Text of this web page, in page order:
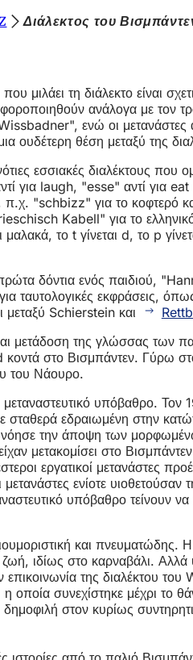
Διάλεκτος του
τη διάλεκτο είναι
ανάλογα με τον
ενώ οι
ουδέτερη θέση μεταξύ της
εσσιακές διαλέκτους που
για laugh, "esse" αντί για
"schbizz" για το κοφτερό
Kabell" για το
το t γίνεται d, το p
δόντια ενός παιδιού,
για ταυτολογικές
Schierstein και
μετάδοση της γλώσσας των
κοντά στο Βισμπάντεν. Γύρω
του Νάουρο.
υπόβαθρο. Τον
εδραιωμένη στην
την άποψη των
μετακομίσει στο
εργατικοί μετανάστες
ενίοτε
υπόβαθρο
και πνευματώδης. Η
ιδίως στο καρναβάλι.
επικοινωνία της διαλέκτου
η οποία συνεχίστηκε μέχρι το
στον κυρίως